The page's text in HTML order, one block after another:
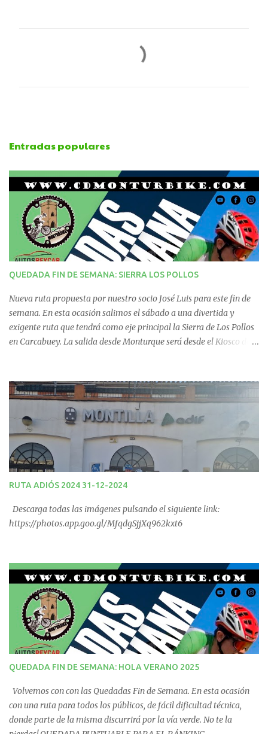
t
a
r
i
o
s
Entradas populares
QUEDADA FIN DE SEMANA: SIERRA LOS POLLOS
Nueva ruta propuesta por nuestro socio José Luis para este fin de
semana. En esta ocasión salimos el sábado a una divertida y
exigente ruta que tendrá como eje principal la Sierra de Los Pollos
en Carcabuey. La salida desde Monturque será desde el Kiosco de
Quedadas Fin de Semana 2025.
RUTA ADIÓS 2024 31-12-2024
Descarga todas las imágenes pulsando el siguiente link:
https://photos.app.goo.gl/MfqdgSjjXq962kxt6
QUEDADA FIN DE SEMANA: HOLA VERANO 2025
Volvemos con con las Quedadas Fin de Semana. En esta ocasión
con una ruta para todos los públicos, de fácil dificultad técnica,
donde parte de la misma discurrirá por la vía verde. No te la